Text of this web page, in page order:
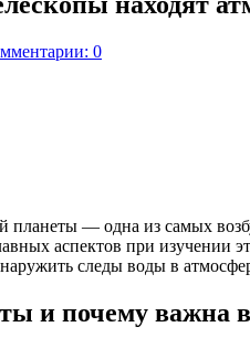
0
планеты — одна из самых
аспектов при изучении
следы воды в
и почему важна